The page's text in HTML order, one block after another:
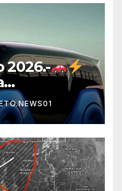
2026.-
junto al